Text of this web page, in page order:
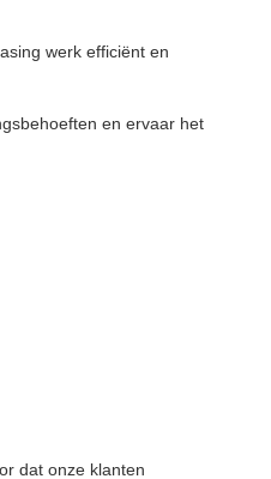
werk efficiënt en
en ervaar het
dat onze klanten